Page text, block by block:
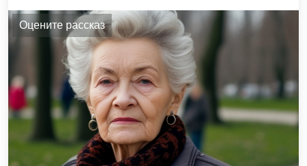
Оцените рассказ